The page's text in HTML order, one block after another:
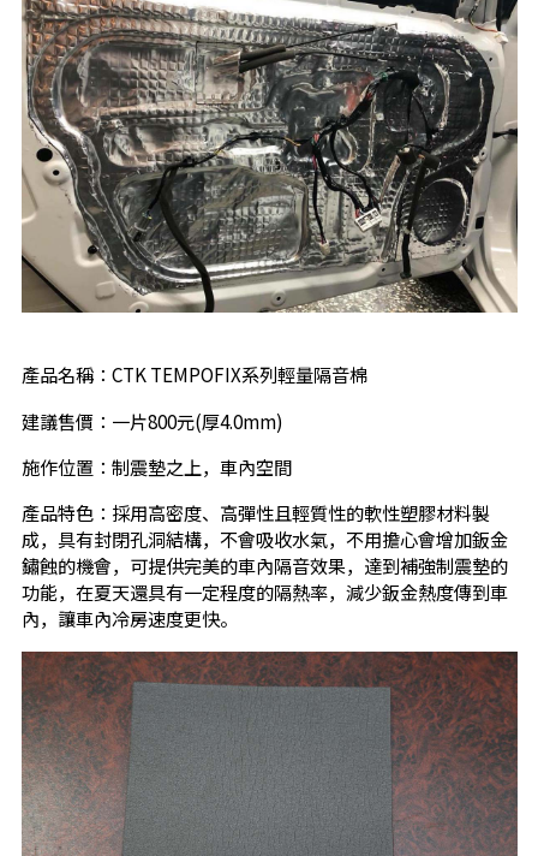
產品名稱：CTK TEMPOFIX系列輕量隔音棉
建議售價：一片800元(厚4.0mm)
施作位置：制震墊之上，車內空間
產品特色：採用高密度、高彈性且輕質性的軟性塑膠材料製
成，具有封閉孔洞結構，不會吸收水氣，不用擔心會增加鈑金
鏽蝕的機會，可提供完美的車內隔音效果，達到補強制震墊的
功能，在夏天還具有一定程度的隔熱率，減少鈑金熱度傳到車
內，讓車內冷房速度更快。